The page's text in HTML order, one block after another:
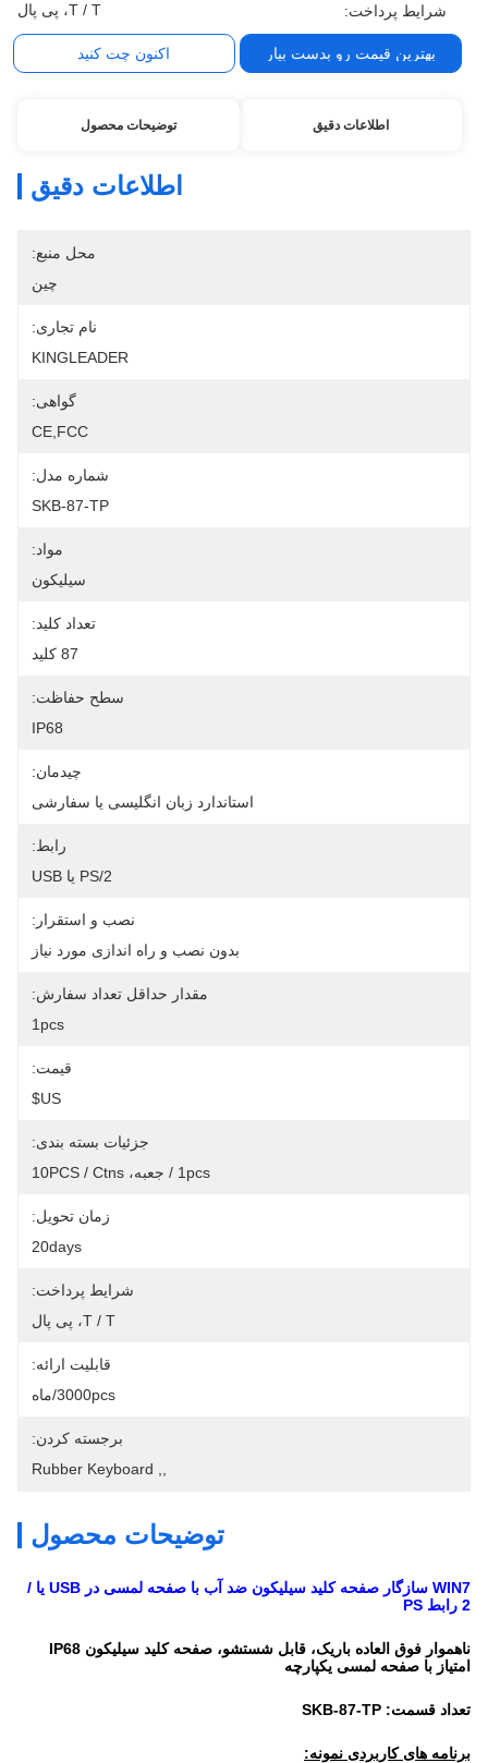
شرایط پرداخت: T / T، پی پال
بهترین قیمت رو بدست بیار اکنون چت کنید
اطلاعات دقیق توضیحات محصول
اطلاعات دقیق
محل منبع:
چین
نام تجاری:
KINGLEADER
گواهی:
CE,FCC
شماره مدل:
SKB-87-TP
مواد:
سیلیکون
تعداد کلید:
87 کلید
سطح حفاظت:
IP68
چیدمان:
استاندارد زبان انگلیسی یا سفارشی
رابط:
PS/2 یا USB
نصب و استقرار:
بدون نصب و راه اندازی مورد نیاز
مقدار حداقل تعداد سفارش:
1pcs
قیمت:
US$
جزئیات بسته بندی:
1pcs / جعبه، 10PCS / Ctns
زمان تحویل:
20days
شرایط پرداخت:
T / T، پی پال
قابلیت ارائه:
3000pcs/ماه
برجسته کردن:
Rubber Keyboard
توضیحات محصول
WIN7 سازگار صفحه کلید سیلیکون ضد آب با صفحه لمسی در USB یا /
2 رابط PS
ناهموار فوق العاده باریک، قابل شستشو، صفحه کلید سیلیکون IP68
امتیاز با صفحه لمسی یکپارچه
تعداد قسمت: SKB-87-TP
برنامه های کاربردی نمونه: